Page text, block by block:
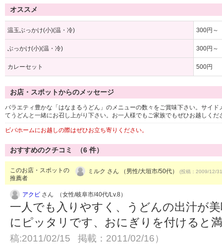
オススメ
温玉ぶっかけ(小)(温・冷) 300円～
ぶっかけ(小)(温・冷) 300円～
カレーセット 500円
お店・スポットからのメッセージ
バラエティ豊かな「はなまるうどん」のメニューの数々をご賞味下さい。サイ
てうどんと一緒にお召し上がり下さい。お一人様でもご家族でもぜひお越しくだ
ビバホームにお越しの際はぜひお立ち寄りください。
おすすめのクチコミ （6 件）
このお店・スポットの
推薦者
ミルク さん （男性/大垣市/50代） (投稿：2009/12/
アクビ さん （女性/岐阜市/40代/Lv.8）
一人でも入りやすく、うどんの出汁が
にピッタリです、おにぎりを付けると
稿:2011/02/15 掲載：2011/02/16）